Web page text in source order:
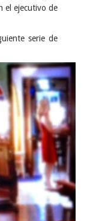
el ejecutivo de
serie de